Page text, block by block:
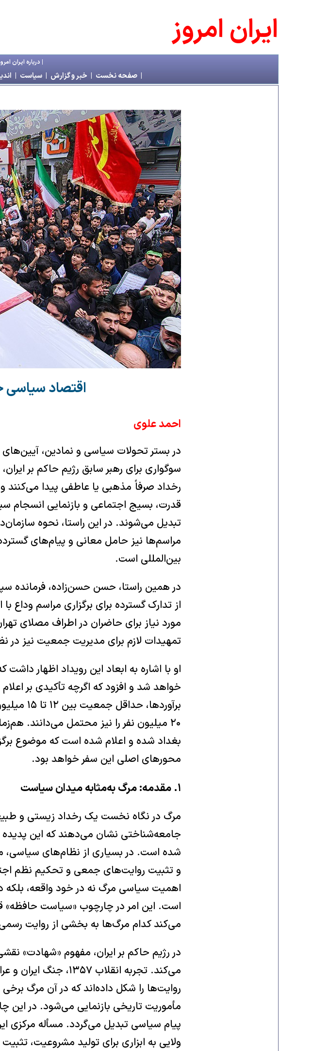
ايران امروز
|درباره ايران
| صفحه نخست | خبر و گزارش | سياست |
اقتصاد سیاسی
احمد علوی
در بستر تحولات سیاسی و نمادین،
سوگواری برای رهبر سابق رژیم حاکم بر
رخداد صرفاً مذهبی یا عاطفی پیدا می‌کنند
قدرت، بسیج اجتماعی و بازنمایی انسجام
تبدیل می‌شوند. در این راستا، نحوه
مراسم‌ها نیز حامل معانی و پیام‌های
بین‌المللی است.
در همین راستا، حسن حسن‌زاده، فرمانده
از تدارک گسترده برای برگزاری مراسم وداع
مورد نیاز برای حاضران در اطراف مصلای
تمهیدات لازم برای مدیریت جمعیت نیز در
او با اشاره به ابعاد این رویداد اظهار
خواهد شد و افزود که اگرچه تأکیدی بر
۲۰ میلیون نفر را نیز محتمل می‌دانند.
بغداد شده و اعلام شده است که موضوع
محورهای اصلی این سفر خواهد بود.
۱. مقدمه: مرگ به‌مثابه میدان سیاست
مرگ در نگاه نخست یک رخداد زیستی و
جامعه‌شناختی نشان می‌دهند که این پدیده
شده است. در بسیاری از نظام‌های سیاسی،
و تثبیت روایت‌های جمعی و تحکیم نظم
اهمیت سیاسی مرگ نه در خود واقعه، بلکه
است. این امر در چارچوب «سیاست
می‌کند کدام مرگ‌ها به بخشی از روایت
در رژیم حاکم بر ایران، مفهوم «شهادت»
می‌کند. تجربه انقلاب
روایت‌ها را شکل داده‌اند که در آن مرگ برخی
مأموریت تاریخی بازنمایی می‌شود. در
پیام سیاسی تبدیل می‌گردد. مسأله مرکزی
ولایی به ابزاری برای تولید مشروعیت،